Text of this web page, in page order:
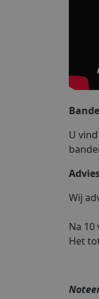
U
Wij
Na
Het